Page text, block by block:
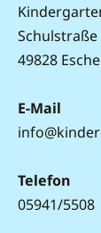
Schulstraße
49828 Esche
E-Mail
Telefon
05941/5508